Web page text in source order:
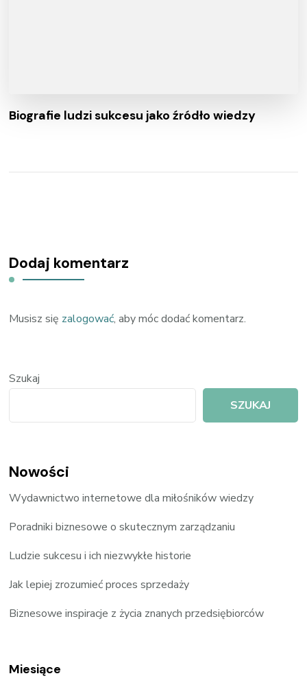
Biografie ludzi sukcesu jako źródło wiedzy
Dodaj komentarz
Musisz się zalogować, aby móc dodać komentarz.
Szukaj
SZUKAJ
Nowości
Wydawnictwo internetowe dla miłośników wiedzy
Poradniki biznesowe o skutecznym zarządzaniu
Ludzie sukcesu i ich niezwykłe historie
Jak lepiej zrozumieć proces sprzedaży
Biznesowe inspiracje z życia znanych przedsiębiorców
Miesiące